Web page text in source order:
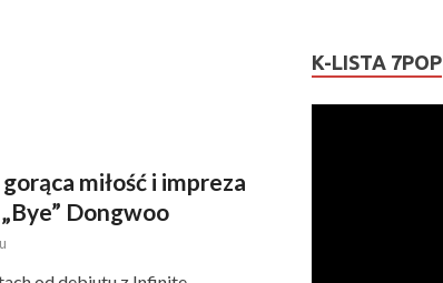
miłość i impreza
Dongwoo
K-LISTA 7POP